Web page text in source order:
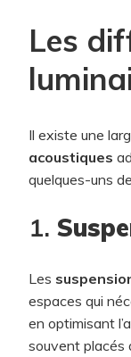
Les
Il existe une
acoustiques
quelques-uns
1.
Les
espaces qui
en optimisant
souvent placés